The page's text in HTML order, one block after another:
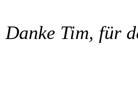
Danke Tim, für